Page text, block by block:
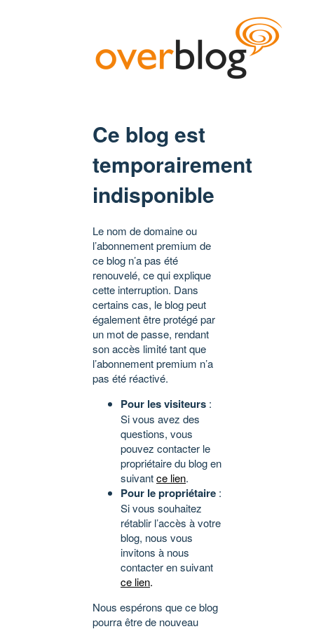
Ce blog est
temporairement
indisponible
Le nom de domaine ou
l’abonnement premium de
ce blog n’a pas été
renouvelé, ce qui explique
cette interruption. Dans
certains cas, le blog peut
également être protégé par
un mot de passe, rendant
son accès limité tant que
l’abonnement premium n’a
pas été réactivé.
Pour les visiteurs :
Si vous avez des
questions, vous
pouvez contacter le
propriétaire du blog en
suivantce lien.
Pour le propriétaire :
Si vous souhaitez
rétablir l’accès à votre
blog, nous vous
invitons à nous
contacter en suivant
ce lien.
Nous espérons que ce blog
pourra être de nouveau